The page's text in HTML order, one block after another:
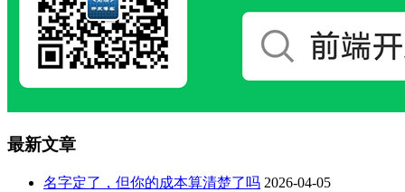
最新文章
名字定了，但你的成本算清楚了吗 2026-04-05